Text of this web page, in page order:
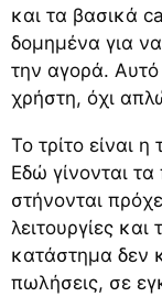
και τα βασικά
δομημένα για
την αγορά. Αυτό
χρήστη, όχι
Το τρίτο είναι
Εδώ γίνονται
στήνονται
λειτουργίες
κατάστημα δεν
πωλήσεις, σε